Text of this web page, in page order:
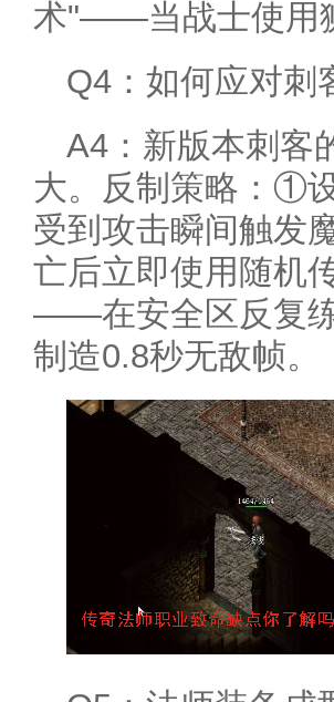
术"——当战士使用
Q4：如何应对刺
A4：新版本刺客
大。反制策略：①
受到攻击瞬间触发
亡后立即使用随机
——在安全区反复
制造0.8秒无敌帧。